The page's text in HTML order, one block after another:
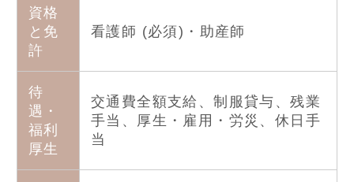
資格
と免
許
看護師 (必須)・助産師
待
遇・
福利
厚生
交通費全額支給、制服貸与、残業
手当、厚生・雇用・労災、休日手
当